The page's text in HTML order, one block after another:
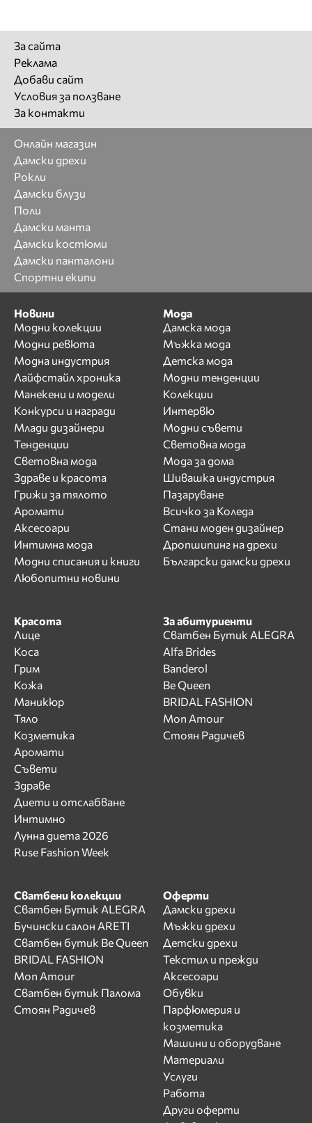
За сайта
Реклама
Добави сайт
Условия за ползване
За контакти
Онлайн магазин
Дамски дрехи
Рокли
Дамски блузи
Поли
Дамски манта
Дамски костюми
Дамски панталони
Спортни екипи
Новини
Модни колекции
Модни ревюта
Модна индустрия
Лайфстайл хроника
Манекени и модели
Конкурси и награди
Млади дизайнери
Тенденции
Световна мода
Здраве и красота
Грижи за тялото
Аромати
Аксесоари
Интимна мода
Модни списания и книги
Любопитни новини
Мода
Дамска мода
Мъжка мода
Детска мода
Модни тенденции
Колекции
Интервю
Модни съвети
Световна мода
Мода за дома
Шивашка индустрия
Пазаруване
Всичко за Коледа
Стани моден дизайнер
Дропшипинг на дрехи
Български дамски дрехи
Красота
Лице
Коса
Грим
Кожа
Маникюр
Тяло
Козметика
Аромати
Съвети
Здраве
Диети и отслабване
Интимно
Лунна диета 2026
Ruse Fashion Week
За абитуриенти
Сватбен Бутик ALEGRA
Alfa Brides
Banderol
Be Queen
BRIDAL FASHION
Mon Amour
Стоян Радичев
Сватбени колекции
Сватбен Бутик ALEGRA
Бучински салон ARETI
Сватбен бутик Be Queen
BRIDAL FASHION
Mon Amour
Сватбен бутик Палома
Стоян Радичев
Оферти
Дамски дрехи
Мъжки дрехи
Детски дрехи
Текстил и прежди
Аксесоари
Обувки
Парфюмерия и
козметика
Машини и оборудване
Материали
Услуги
Работа
Други оферти